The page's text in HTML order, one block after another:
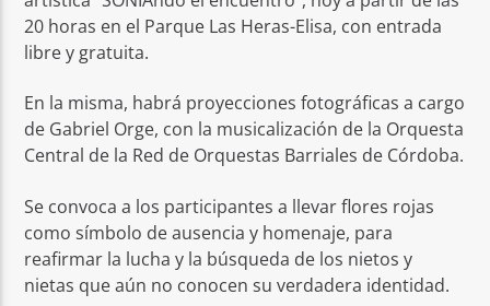
20 horas en el Parque Las Heras-Elisa, con entrada
libre y gratuita.
En la misma, habrá proyecciones fotográficas a cargo
de Gabriel Orge, con la musicalización de la Orquesta
Central de la Red de Orquestas Barriales de Córdoba.
Se convoca a los participantes a llevar flores rojas
como símbolo de ausencia y homenaje, para
reafirmar la lucha y la búsqueda de los nietos y
nietas que aún no conocen su verdadera identidad.